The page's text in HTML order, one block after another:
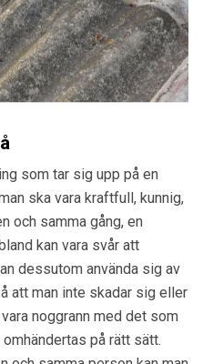
som tar sig upp på en
ska vara kraftfull, kunnig,
och samma gång, en
kan vara svår att
dessutom använda sig av
att man inte skadar sig eller
noggrann med det som
på rätt sätt.